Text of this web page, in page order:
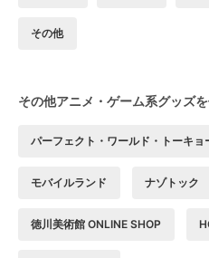
その他
その他アニメ・ゲーム系グッズ
パーフェクト・ワールド・トーキョ
モバイルランド ナゾトック
徳川美術館 ONLINE SHOP